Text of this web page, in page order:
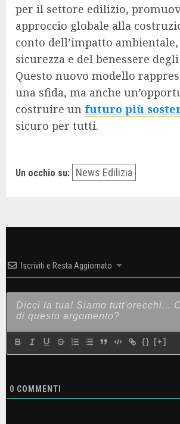
per il settore edilizio,
approccio globale alla
conto dell’impatto
sicurezza e del benessere
Questo nuovo modello
una sfida, ma anche
costruire un futuro più
sicuro per tutti.
Un occhio su: News Edilizia
Iscriviti e Resta Aggiornato
{} [+]
0 COMMENTI